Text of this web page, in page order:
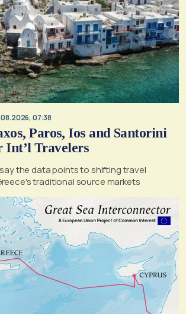
07:38
Paros, Ios and Santorini
Int’l Travelers
the data points to shifting travel
traditional source markets